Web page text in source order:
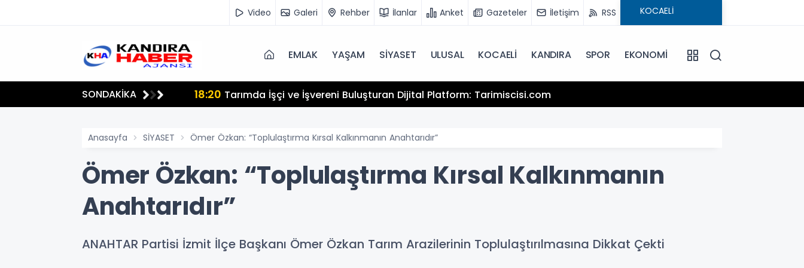
Video Galeri Rehber İlanlar Anket Gazeteler İletişim RSS
EMLAK YAŞAM SİYASET ULUSAL KOCAELİ KANDIRA SPOR EKONOMİ
SONDAKİKA 18:20 Tarımda İşçi ve İşvereni Buluşturan Dijital Platform: Tarimiscisi.com
Anasayfa SİYASET Ömer Özkan: “Toplulaştırma Kırsal Kalkınmanın Anahtarıdır”
Ömer Özkan: “Toplulaştırma Kırsal Kalkınmanın
Anahtarıdır”
ANAHTAR Partisi İzmit İlçe Başkanı Ömer Özkan Tarım Arazilerinin Toplulaştırılmasına Dikkat Çekti